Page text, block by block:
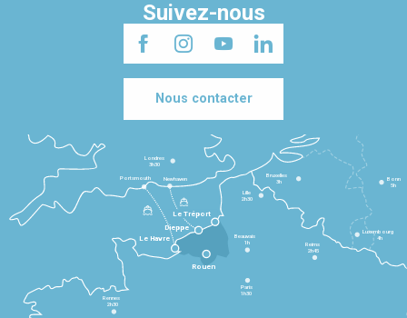
Suivez-nous
Nous contacter
Le Havre
Dieppe
Le Tréport
Rennes
2h30
Paris
1h30
Beauvais
1h
Reims
2h45
Lille
2h30
Bruxelles
3h
Londres
3h30
Newhaven
Portsmouth
Bonn
5h
Luxembourg
4h
Rouen